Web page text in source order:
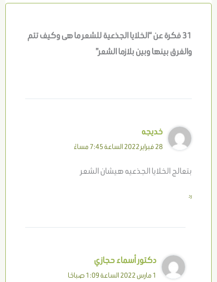
31 فكرة عن “الخلايا الجذعية للشعر ما هى وكيف تتم
والفرق بينها وبين بلازما الشعر”
خديجه
28 فبراير 2022 الساعة 7:45 مساءً
بتعالج الخلايا الجذعيه هيشان الشعر
رد
دكتور أسماء حجازي
1 مارس 2022 الساعة 1:09 صباحًا